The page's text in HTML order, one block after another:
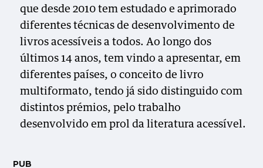
que desde 2010 tem estudado e aprimorado
diferentes técnicas de desenvolvimento de
livros acessíveis a todos. Ao longo dos
últimos 14 anos, tem vindo a apresentar, em
diferentes países, o conceito de livro
multiformato, tendo já sido distinguido com
distintos prémios, pelo trabalho
desenvolvido em prol da literatura acessível.
PUB